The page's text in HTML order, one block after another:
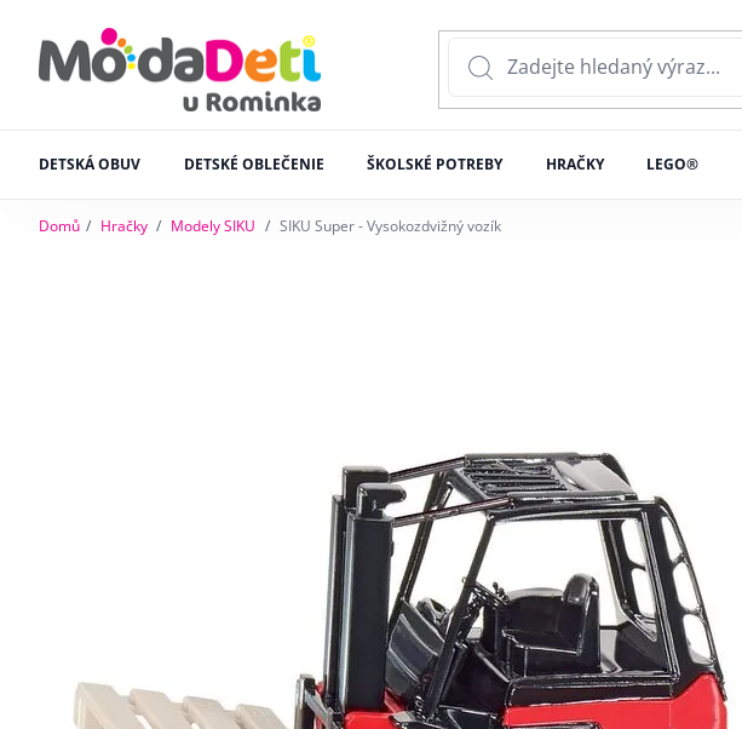
DETSKÁ OBUV DETSKÉ OBLEČENIE ŠKOLSKÉ POTREBY HRAČKY LEGO®
Domů Hračky Modely SIKU SIKU Super - Vysokozdvižný vozík